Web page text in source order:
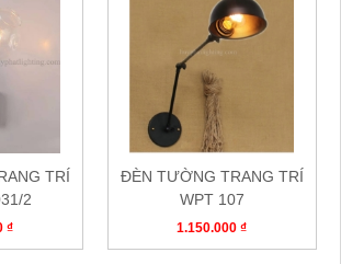
TRÍ
2
₫
ĐÈN TƯỜNG TRANG TRÍ
WPT 107
1.150.000 ₫